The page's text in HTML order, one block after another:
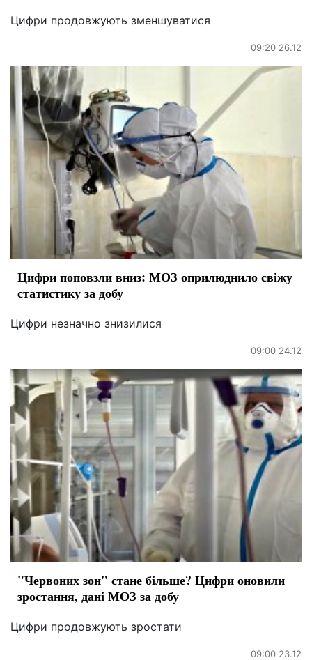
Цифри продовжують зменшуватися
09:20 26.12
Цифри поповзли вниз: МОЗ оприлюднило свіжу
статистику за добу
Цифри незначно знизилися
09:00 24.12
"Червоних зон" стане більше? Цифри оновили
зростання, дані МОЗ за добу
Цифри продовжують зростати
09:00 23.12